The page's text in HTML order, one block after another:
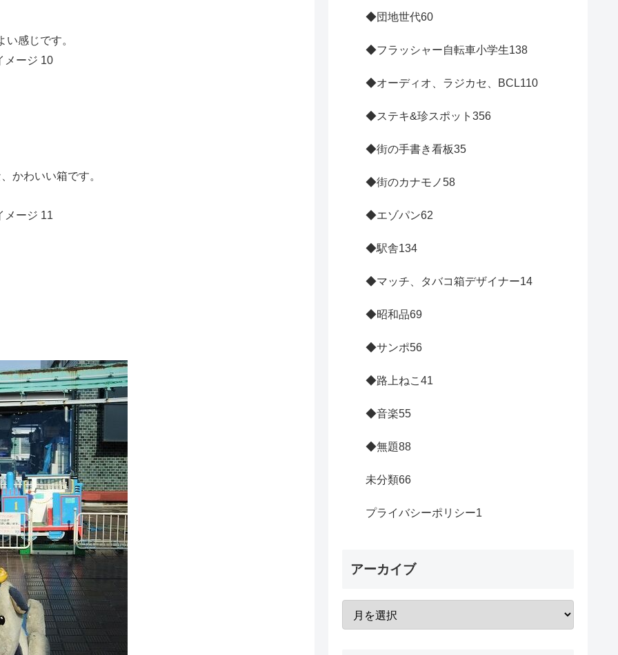
い感じです。
かわいい箱です。
◆団地世代60
◆フラッシャー自転車小学生138
◆オーディオ、ラジカセ、BCL110
◆ステキ&珍スポット 356
◆街の手書き看板35
◆街のカナモノ58
◆エゾパン62
◆駅舎134
◆マッチ、タバコ箱デザイナー14
◆昭和品69
◆サンポ56
◆路上ねこ 41
◆音楽55
◆無題88
未分類66
プライバシーポリシー1
アーカイブ